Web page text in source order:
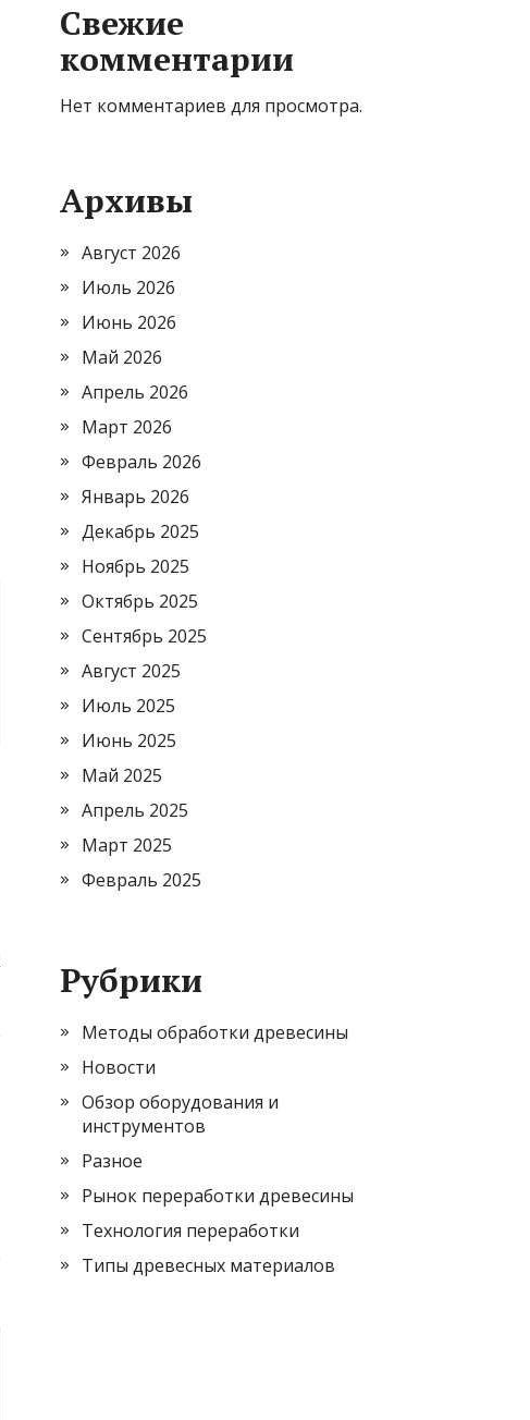
Свежие
комментарии
Нет комментариев для просмотра.
Архивы
Август 2026
Июль 2026
Июнь 2026
Май 2026
Апрель 2026
Март 2026
Февраль 2026
Январь 2026
Декабрь 2025
Ноябрь 2025
Октябрь 2025
Сентябрь 2025
Август 2025
Июль 2025
Июнь 2025
Май 2025
Апрель 2025
Март 2025
Февраль 2025
Рубрики
Методы обработки древесины
Новости
Обзор оборудования и
инструментов
Разное
Рынок переработки древесины
Технология переработки
Типы древесных материалов